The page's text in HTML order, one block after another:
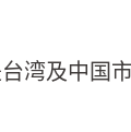
湾及中国